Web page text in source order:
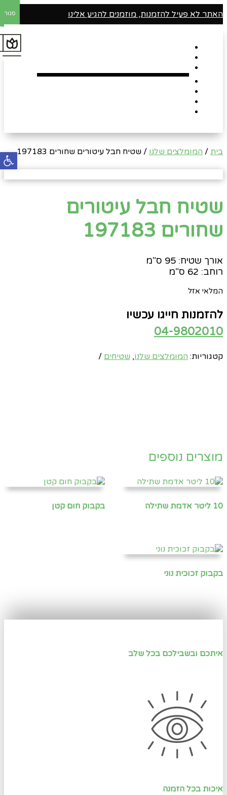
האתר לא פעיל להזמנות, מוזמנים להגיע אלינו
בית / המומלצים שלנו / שטיח חבל עיטורים שחורים 197183
שטיח חבל עיטורים
שחורים 197183
אורך שטיח: 95 ס"מ
רוחב: 62 ס"מ
המלאי אזל
להזמנות חייגו עכשיו
04-9802010
קטגוריות: המומלצים שלנו, שטיחים
מוצרים נוספים
10 ליטר אדמת שתילה בקבוק חום קטן
בקבוק זכוכית נוני
איתכם ובשבילכם בכל שלב
איכות בכל הזמנה
סגור